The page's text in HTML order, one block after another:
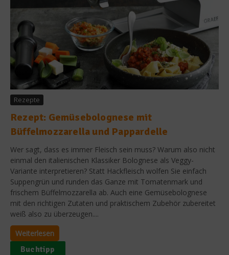
Rezepte
Rezept: Gemüsebolognese mit
Büffelmozzarella und Pappardelle
Wer sagt, dass es immer Fleisch sein muss? Warum also nicht
einmal den italienischen Klassiker Bolognese als Veggy-
Variante interpretieren? Statt Hackfleisch wolfen Sie einfach
Suppengrün und runden das Ganze mit Tomatenmark und
frischem Büffelmozzarella ab. Auch eine Gemüsebolognese
mit den richtigen Zutaten und praktischem Zubehör zubereitet
weiß also zu überzeugen....
Weiterlesen
Buchtipp